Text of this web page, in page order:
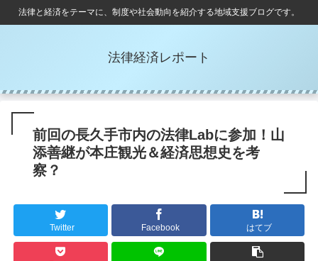
法律と経済をテーマに、制度や社会動向を紹介する地域支援ブログです。
法律経済レポート
前回の長久手市内の法律Labに参加！山
添善継が本庄観光＆経済思想史を考
察？
Twitter Facebook はてブ